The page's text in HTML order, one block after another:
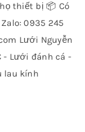
thiết bị 📦 Có
0935 245
Lưới Nguyễn
- Lưới đánh cá -
lau kính